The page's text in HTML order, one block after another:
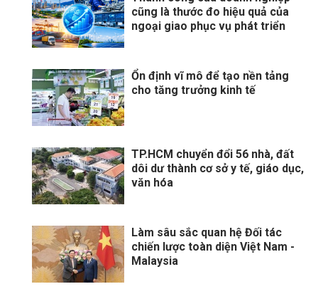
cũng là thước đo hiệu quả của
ngoại giao phục vụ phát triển
Ổn định vĩ mô để tạo nền tảng
cho tăng trưởng kinh tế
TP.HCM chuyển đổi 56 nhà, đất
dôi dư thành cơ sở y tế, giáo dục,
văn hóa
Làm sâu sắc quan hệ Đối tác
chiến lược toàn diện Việt Nam -
Malaysia